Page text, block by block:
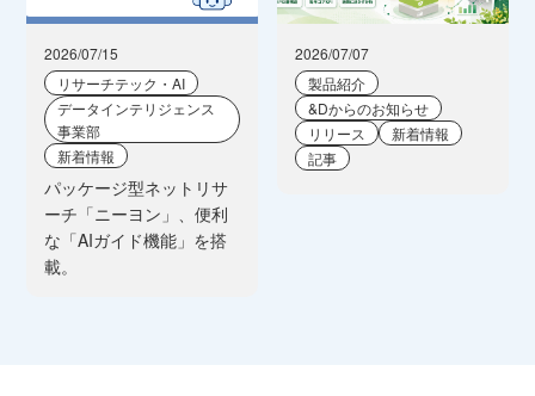
2026/07/15
リサーチテック・AI
データインテリジェンス
事業部
新着情報
パッケージ型ネットリサ
ーチ「ニーヨン」、便利
な「AIガイド機能」を搭
載。
2026/07/07
製品紹介
&Dからのお知らせ
リリース
新着情報
記事